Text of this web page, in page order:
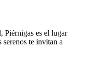
Piérnigas es el lugar
serenos te invitan a